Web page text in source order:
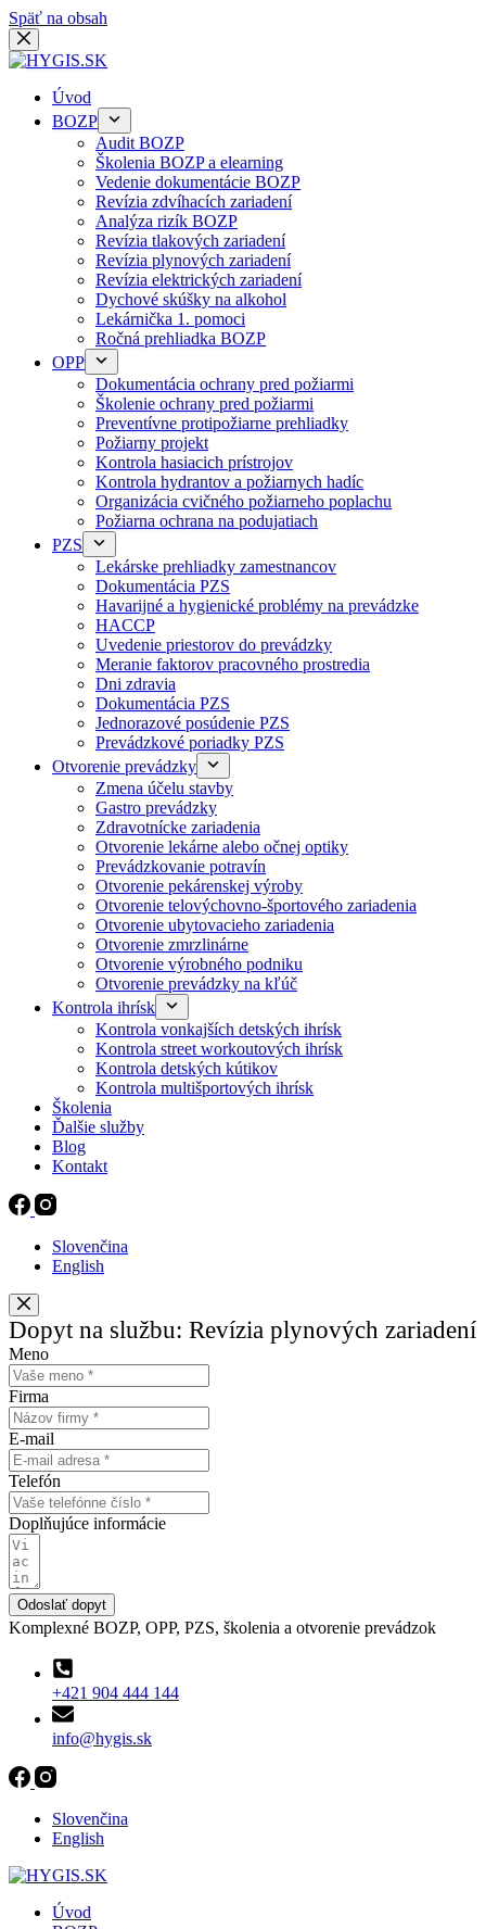
Späť na obsah
Úvod
BOZP
Audit BOZP
Školenia BOZP a elearning
Vedenie dokumentácie BOZP
Revízia zdvíhacích zariadení
Analýza rizík BOZP
Revízia tlakových zariadení
Revízia plynových zariadení
Revízia elektrických zariadení
Dychové skúšky na alkohol
Lekárnička 1. pomoci
Ročná prehliadka BOZP
OPP
Dokumentácia ochrany pred požiarmi
Školenie ochrany pred požiarmi
Preventívne protipožiarne prehliadky
Požiarny projekt
Kontrola hasiacich prístrojov
Kontrola hydrantov a požiarnych hadíc
Organizácia cvičného požiarneho poplachu
Požiarna ochrana na podujatiach
PZS
Lekárske prehliadky zamestnancov
Dokumentácia PZS
Havarijné a hygienické problémy na prevádzke
HACCP
Uvedenie priestorov do prevádzky
Meranie faktorov pracovného prostredia
Dni zdravia
Dokumentácia PZS
Jednorazové posúdenie PZS
Prevádzkové poriadky PZS
Otvorenie prevádzky
Zmena účelu stavby
Gastro prevádzky
Zdravotnícke zariadenia
Otvorenie lekárne alebo očnej optiky
Prevádzkovanie potravín
Otvorenie pekárenskej výroby
Otvorenie telovýchovno-športového zariadenia
Otvorenie ubytovacieho zariadenia
Otvorenie zmrzlinárne
Otvorenie výrobného podniku
Otvorenie prevádzky na kľúč
Kontrola ihrísk
Kontrola vonkajších detských ihrísk
Kontrola street workoutových ihrísk
Kontrola detských kútikov
Kontrola multišportových ihrísk
Školenia
Ďalšie služby
Blog
Kontakt
Slovenčina
English
Dopyt na službu: Revízia plynových zariadení
Meno
Firma
E-mail
Telefón
Doplňujúce informácie
Odoslať dopyt
Komplexné BOZP, OPP, PZS, školenia a otvorenie prevádzok
+421 904 444 144
info@hygis.sk
Slovenčina
English
Úvod